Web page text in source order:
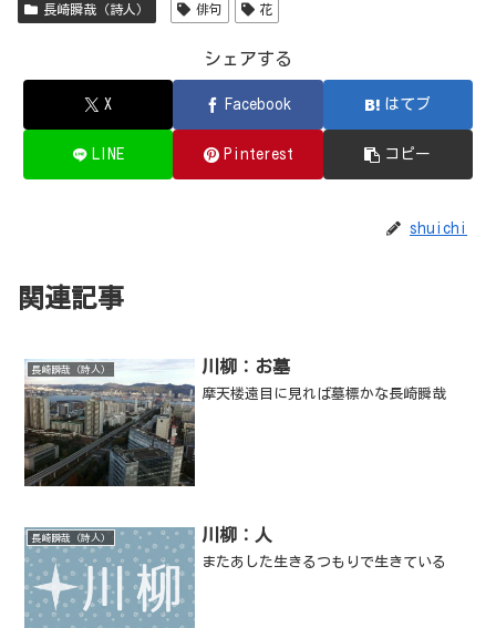
長崎瞬哉（詩人） 俳句 花
シェアする
X Facebook はてブ
LINE Pinterest コピー
shuichi
関連記事
長崎瞬哉（詩人） 川柳：お墓
摩天楼遠目に見れば墓標かな長崎瞬哉
長崎瞬哉（詩人） 川柳：人
またあした生きるつもりで生きている